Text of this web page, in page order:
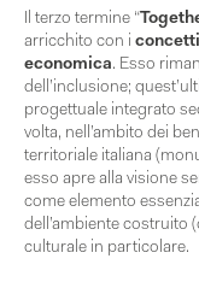
Il terzo termine “
arricchito con i
economica. Esso
dell’inclusione;
progettuale integrato
volta, nell’ambito dei
territoriale italiana
esso apre alla visione
come elemento
dell’ambiente costruito
culturale in particolare.